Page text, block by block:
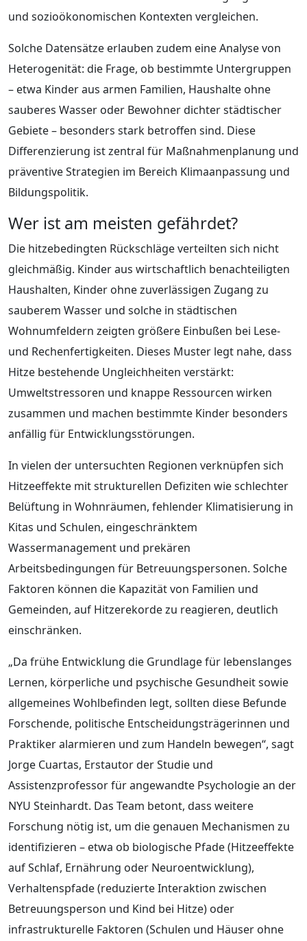
und sozioökonomischen Kontexten vergleichen.
Solche Datensätze erlauben zudem eine Analyse von
Heterogenität: die Frage, ob bestimmte Untergruppen
– etwa Kinder aus armen Familien, Haushalte ohne
sauberes Wasser oder Bewohner dichter städtischer
Gebiete – besonders stark betroffen sind. Diese
Differenzierung ist zentral für Maßnahmenplanung und
präventive Strategien im Bereich Klimaanpassung und
Bildungspolitik.
Wer ist am meisten gefährdet?
Die hitzebedingten Rückschläge verteilten sich nicht
gleichmäßig. Kinder aus wirtschaftlich benachteiligten
Haushalten, Kinder ohne zuverlässigen Zugang zu
sauberem Wasser und solche in städtischen
Wohnumfeldern zeigten größere Einbußen bei Lese-
und Rechenfertigkeiten. Dieses Muster legt nahe, dass
Hitze bestehende Ungleichheiten verstärkt:
Umweltstressoren und knappe Ressourcen wirken
zusammen und machen bestimmte Kinder besonders
anfällig für Entwicklungsstörungen.
In vielen der untersuchten Regionen verknüpfen sich
Hitzeeffekte mit strukturellen Defiziten wie schlechter
Belüftung in Wohnräumen, fehlender Klimatisierung in
Kitas und Schulen, eingeschränktem
Wassermanagement und prekären
Arbeitsbedingungen für Betreuungspersonen. Solche
Faktoren können die Kapazität von Familien und
Gemeinden, auf Hitzerekorde zu reagieren, deutlich
einschränken.
„Da frühe Entwicklung die Grundlage für lebenslanges
Lernen, körperliche und psychische Gesundheit sowie
allgemeines Wohlbefinden legt, sollten diese Befunde
Forschende, politische Entscheidungsträgerinnen und
Praktiker alarmieren und zum Handeln bewegen“, sagt
Jorge Cuartas, Erstautor der Studie und
Assistenzprofessor für angewandte Psychologie an der
NYU Steinhardt. Das Team betont, dass weitere
Forschung nötig ist, um die genauen Mechanismen zu
identifizieren – etwa ob biologische Pfade (Hitzeeffekte
auf Schlaf, Ernährung oder Neuroentwicklung),
Verhaltenspfade (reduzierte Interaktion zwischen
Betreuungsperson und Kind bei Hitze) oder
infrastrukturelle Faktoren (Schulen und Häuser ohne